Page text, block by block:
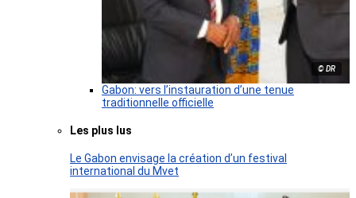
© DR
Gabon: vers l’instauration d’une tenue
traditionnelle officielle
Les plus lus
Le Gabon envisage la création d’un festival
international du Mvet